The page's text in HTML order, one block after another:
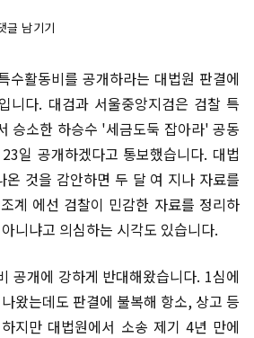
글 남기기
수활동비를 공개하라는 대법원 판결에
니다. 대검과 서울중앙지검은 검찰 특
승소한 하승수 '세금도둑 잡아라' 공동
일 공개하겠다고 통보했습니다. 대법
온 것을 감안하면 두 달 여 지나 자료를
계 에선 검찰이 민감한 자료를 정리하
니냐고 의심하는 시각도 있습니다.
공개에 강하게 반대해왔습니다. 1심에
왔는데도 판결에 불복해 항소, 상고 등
지만 대법원에서 소송 제기 4년 만에